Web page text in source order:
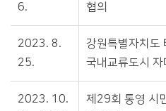
6.
협의
2023. 8.
25.
강원특별자치도
국내교류도시 자
2023. 10.
제29회 통영 시